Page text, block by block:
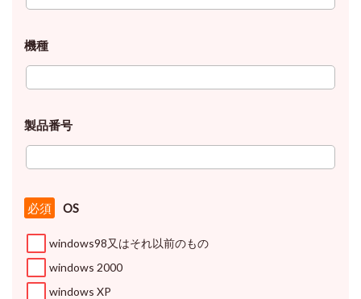
機種
製品番号
OS
必須
windows98又はそれ以前のもの
windows 2000
windows XP